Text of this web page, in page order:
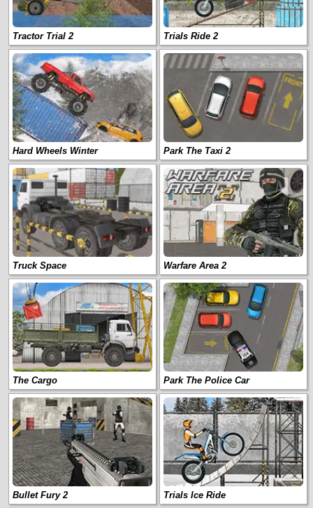
Tractor Trial 2 Trials Ride 2
Hard Wheels Winter Park The Taxi 2
Truck Space Warfare Area 2
The Cargo Park The Police Car
Bullet Fury 2 Trials Ice Ride